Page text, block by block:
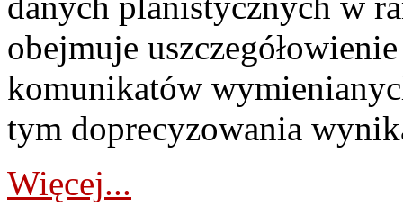
obejmuje
komunikatów
tym doprecyzowania
Więcej...